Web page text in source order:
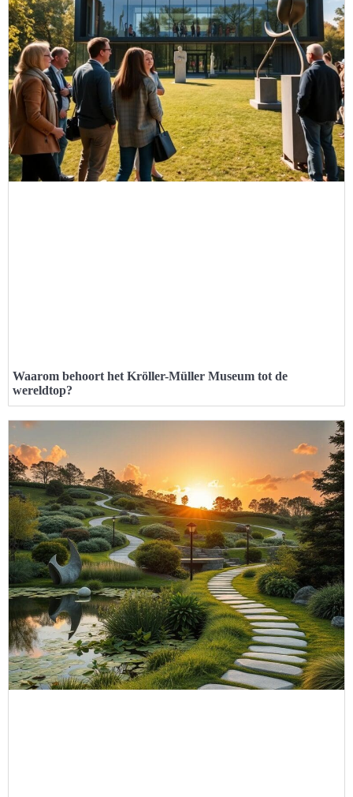
Waarom behoort het Kröller-Müller Museum tot de
wereldtop?